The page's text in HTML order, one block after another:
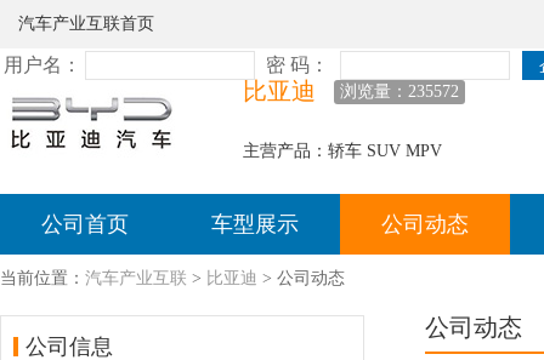
汽车产业互联首页
比亚迪 浏览量：235572
主营产品：轿车 SUV MPV
公司首页 车型展示 公司动态
当前位置： 汽车产业互联 > 比亚迪 > 公司动态
公司信息
公司动态